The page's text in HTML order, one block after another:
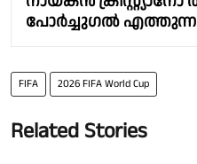
പോര്‍ച്ചുഗല്‍
FIFA 2026 FIFA World Cup
Related Stories